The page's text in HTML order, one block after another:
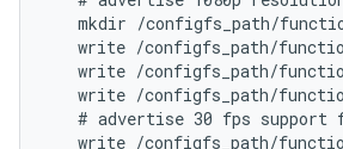
mkdir /configfs_path/
write /configfs_path/
write /configfs_path/
write /configfs_path/
# advertise 30 fps support
write /configfs_path/